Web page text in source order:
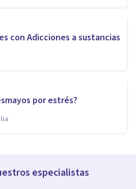
con Adicciones a sustancias
por estrés?
especialistas